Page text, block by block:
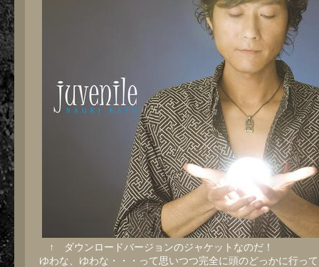
↑ ダウンロードバージョンのジャケットなのだ！
ゆわな、ゆわな・・・って思いつつ完全に頭のどっかに行っ